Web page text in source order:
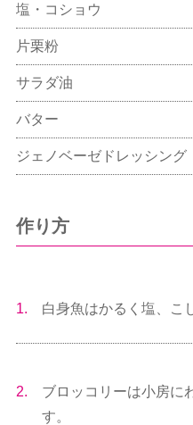
塩・コショウ
片栗粉
サラダ油
バター
ジェノベーゼドレッシング
作り方
1. 白身魚はかるく塩、こ
2.
ブロッコリーは小房に
す。